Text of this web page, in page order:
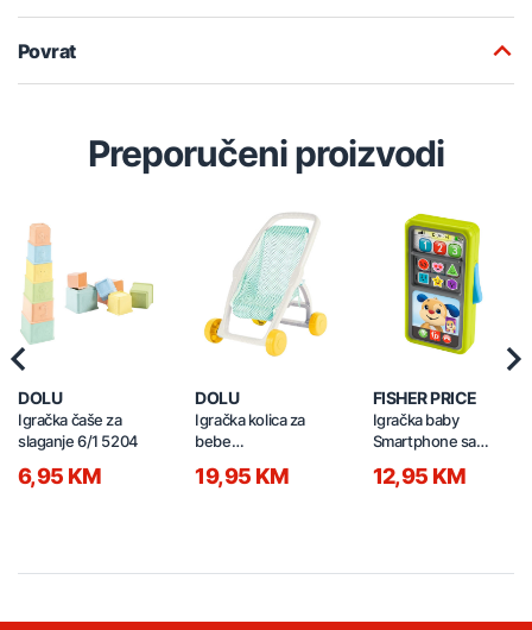
Povrat
Preporučeni proizvodi
DOLU
Igračka čaše za
slaganje 6/1 5204
6,95 KM
DOLU
Igračka kolica za
bebe
2659
19,95 KM
FISHER PRICE
Igračka baby
Smartphone sa
12,95 KM